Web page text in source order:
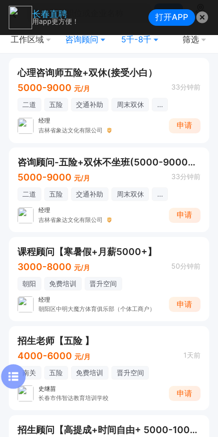
搜索
地图
工作区域 咨询顾问 5千-8千 筛选
心理咨询师五险+双休(接受小白）
5000-9000 元/月 33分钟前
二道 五险 交通补助 周末双休 ...
经理
吉林省象达文化有限公司
申请
咨询顾问-五险+双休不坐班(5000-9000元）
5000-9000 元/月 33分钟前
二道 五险 交通补助 周末双休 ...
经理
吉林省象达文化有限公司
申请
课程顾问【寒暑假+月薪5000+】
3000-8000 元/月 50分钟前
朝阳 免费培训 晋升空间
经理
朝阳区中明大魔方体育俱乐部（个体工商户）
申请
招生老师【五险 】
4000-6000 元/月 1天前
南关 五险 免费培训 晋升空间
史继苗
长春市伟智达教育培训学校
申请
招生顾问【高提成+时间自由+ 5000-10000元/月
长春直聘
用app更方便！ 打开APP